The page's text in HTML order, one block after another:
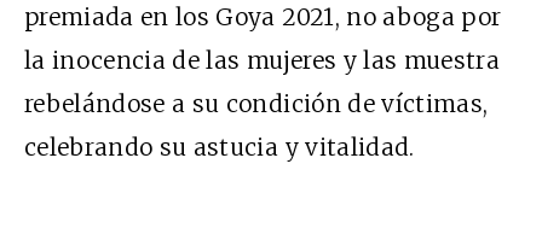
premiada en los Goya 2021, no aboga por
la inocencia de las mujeres y las muestra
rebelándose a su condición de víctimas,
celebrando su astucia y vitalidad.